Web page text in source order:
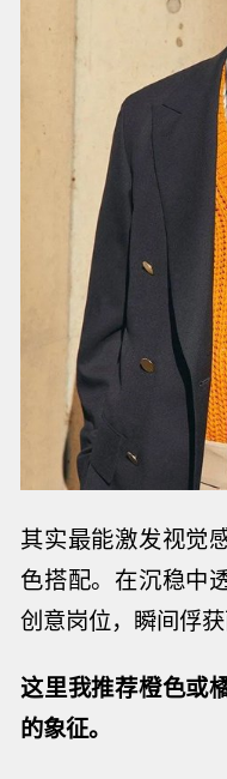
其实最能激发视觉
色搭配。在沉稳中
创意岗位，瞬间俘
这里我推荐橙色或
的象征。